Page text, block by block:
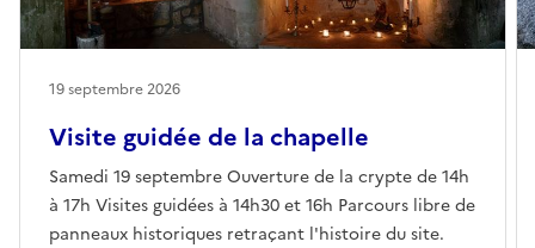
Visite guidée de la chapelle
Samedi 19 septembre Ouverture de la crypte de 14h
à 17h Visites guidées à 14h30 et 16h Parcours libre de
panneaux historiques retraçant l'histoire du site.
19 septembre 2026